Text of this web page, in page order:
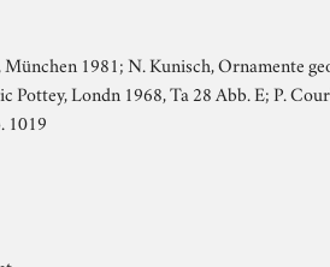
München 1981; N. Kunisch, Ornamente
Pottey, Londn 1968, Ta 28 Abb. E; P.
1019